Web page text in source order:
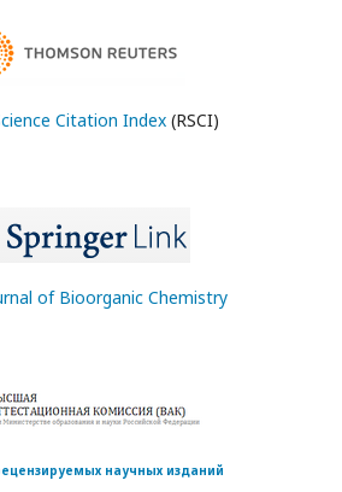
Citation Index(RSCI)
of Bioorganic Chemistry
научных изданий